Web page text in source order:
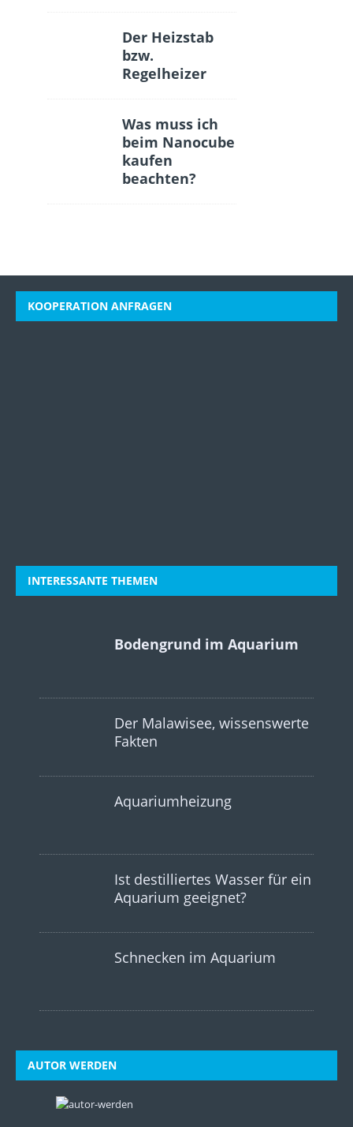
Der Heizstab
bzw.
Regelheizer
Was muss ich
beim Nanocube
kaufen
beachten?
KOOPERATION ANFRAGEN
INTERESSANTE THEMEN
Bodengrund im Aquarium
Der Malawisee, wissenswerte
Fakten
Aquariumheizung
Ist destilliertes Wasser für ein
Aquarium geeignet?
Schnecken im Aquarium
AUTOR WERDEN